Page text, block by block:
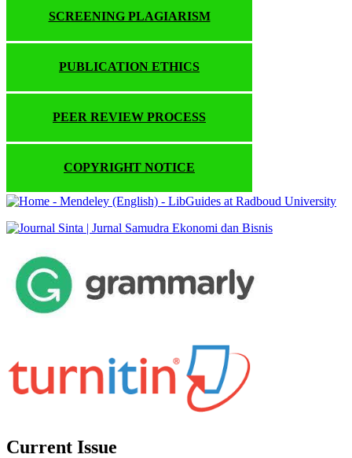
SCREENING PLAGIARISM
PUBLICATION ETHICS
PEER REVIEW PROCESS
COPYRIGHT NOTICE
Current Issue